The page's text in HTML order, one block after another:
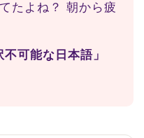
たよね？ 朝から疲
可能な日本語」